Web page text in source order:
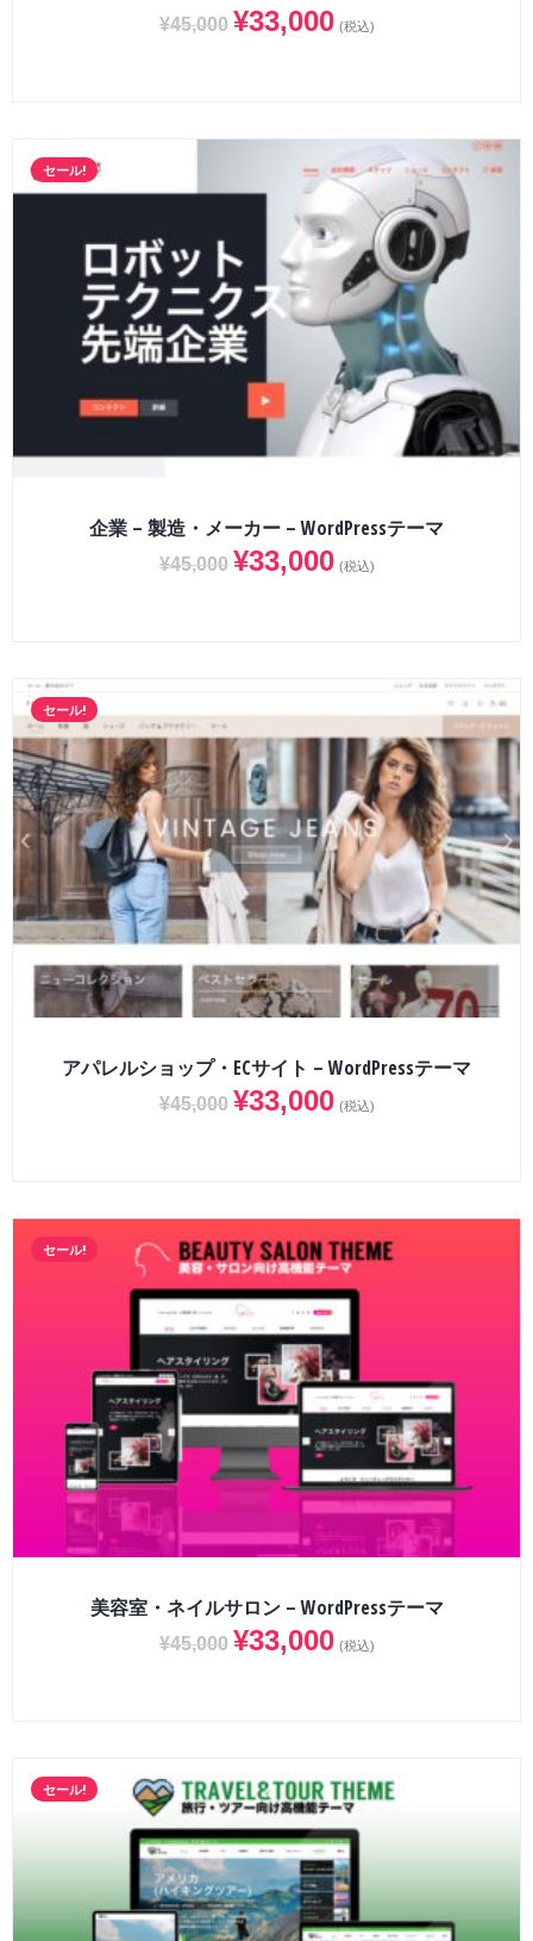
¥45,000 ¥33,000 (税込)
セール!
企業 – 製造・メーカー – WordPressテーマ
¥45,000 ¥33,000 (税込)
セール!
アパレルショップ・ECサイト – WordPressテーマ
¥45,000 ¥33,000 (税込)
セール!
美容室・ネイルサロン – WordPressテーマ
¥45,000 ¥33,000 (税込)
セール!